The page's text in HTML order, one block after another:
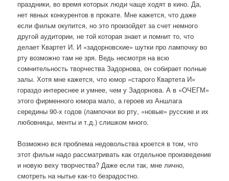
праздники, во время которых люди чаще ходят в кино. Да,
нет явных конкурентов в прокате. Мне кажется, что даже
если фильм окупится, но это произойдет за счет немного
другой аудитории, не той которая знает и помнит то, что
делает Квартет И. И «задорновские» шутки про лампочку во
рту возможно там не зря. Ведь несмотря на всю
сомнительность творчества Задорнова, он собирает полные
залы. Хотя мне кажется, что юмор «старого Квартета И»
гораздо интереснее и умнее, чем у Задорнова. А в «ОЧЕГМ»
этого фирменного юмора мало, а героев из Аншлага
середины 90-х годов (лампочки во рту, «новые» русские и их
любовницы, менты и т.д.) слишком много.
Возможно вся проблема недовольства кроется в том, что
этот фильм надо рассматривать как отдельное произведение
и новую веху творчества? Даже если так, мне лично,
смотреть на нытье как-то безрадостно.